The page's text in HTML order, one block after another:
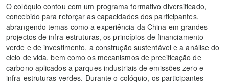
O colóquio contou com um programa formativo diversificado,
concebido para reforçar as capacidades dos participantes,
abrangendo temas como a experiência da China em grandes
projectos de infra‑estruturas, os princípios de financiamento
verde e de investimento, a construção sustentável e a análise do
ciclo de vida, bem como os mecanismos de precificação de
carbono aplicados a parques industriais de emissões zero e
infra‑estruturas verdes. Durante o colóquio, os participantes